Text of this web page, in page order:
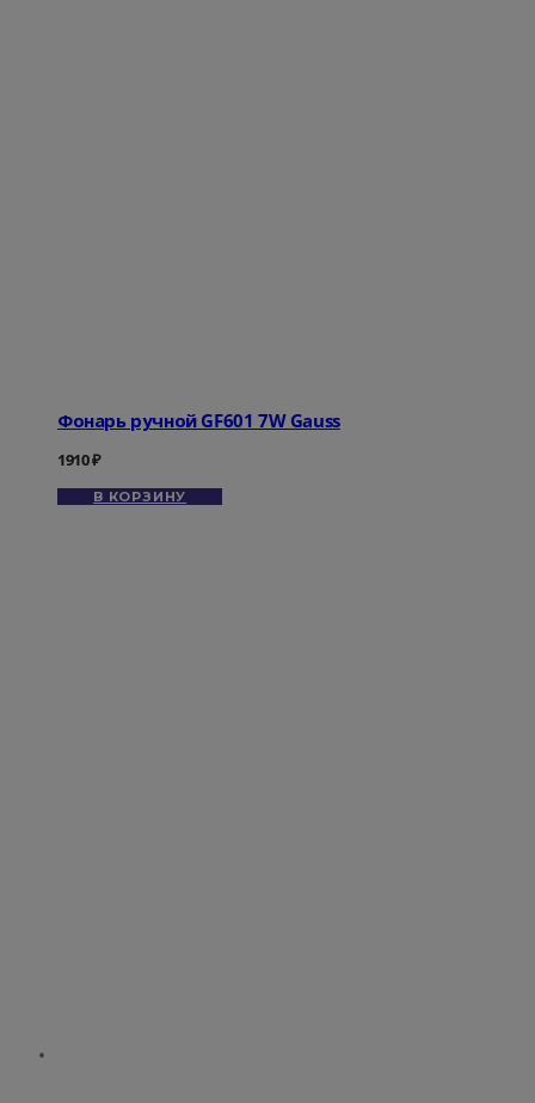
Фонарь ручной GF601 7W Gauss
1910₽
В КОРЗИНУ